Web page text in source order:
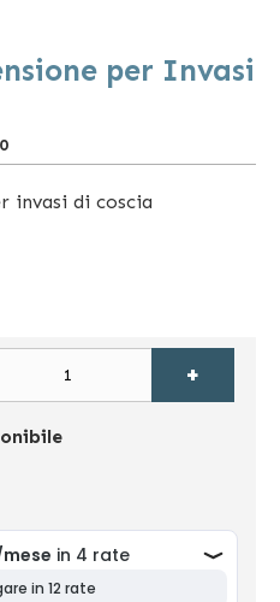
per Invasi
invasi di coscia
+